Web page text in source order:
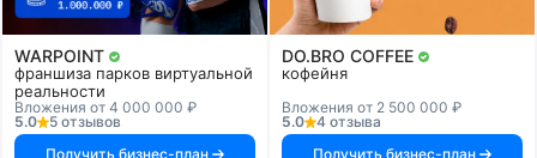
WARPOINT
франшиза парков виртуальной
реальности
Вложения от 4 000 000 ₽
5.0
5 отзывов
Получить бизнес-план
DO.BRO COFFEE
кофейня
Вложения от 2 500 000 ₽
5.0
4 отзыва
Получить бизнес-план